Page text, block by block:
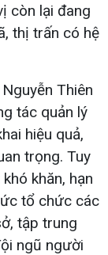
còn lại đang
thị trấn có hệ
Thiên
tác quản lý
hiệu quả,
trọng. Tuy
khăn, hạn
tổ chức các
tập trung
ngũ người